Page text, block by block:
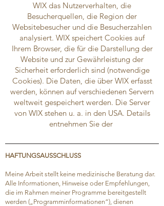
WIX das Nutzerverhalten, die
Besucherquellen, die Region der
Websitebesucher und die Besucherzahlen
analysiert. WIX speichert Cookies auf
Ihrem Browser, die für die Darstellung der
Website und zur Gewährleistung der
Sicherheit erforderlich sind (notwendige
Cookies). Die Daten, die über WIX erfasst
werden, können auf verschiedenen Servern
weltweit gespeichert werden. Die Server
von WIX stehen u. a. in den USA. Details
entnehmen Sie der
HAFTUNGSAUSSCHLUSS
Meine Arbeit stellt keine medizinische Beratung dar.
Alle Informationen, Hinweise oder Empfehlungen,
die im Rahmen meiner Programme bereitgestellt
werden („Programminformationen“), dienen